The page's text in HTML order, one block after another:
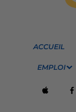
ACCUEIL
EMPLOI